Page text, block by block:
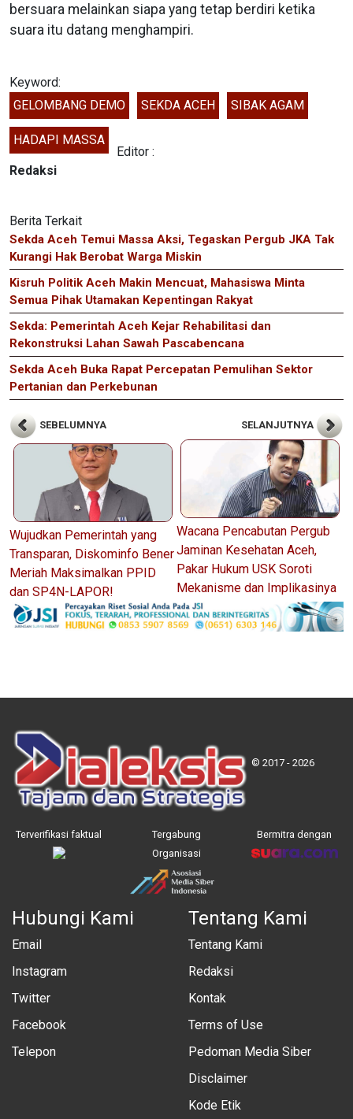
bersuara melainkan siapa yang tetap berdiri ketika
suara itu datang menghampiri.
Keyword:
GELOMBANG DEMO
SEKDA ACEH SIBAK AGAM
HADAPI MASSA
Editor :
Redaksi
Berita Terkait
Sekda Aceh Temui Massa Aksi, Tegaskan Pergub JKA Tak
Kurangi Hak Berobat Warga Miskin
Kisruh Politik Aceh Makin Mencuat, Mahasiswa Minta
Semua Pihak Utamakan Kepentingan Rakyat
Sekda: Pemerintah Aceh Kejar Rehabilitasi dan
Rekonstruksi Lahan Sawah Pascabencana
Sekda Aceh Buka Rapat Percepatan Pemulihan Sektor
Pertanian dan Perkebunan
SEBELUMNYA
Wujudkan Pemerintah yang
Transparan, Diskominfo Bener
Meriah Maksimalkan PPID
dan SP4N-LAPOR!
SELANJUTNYA
Wacana Pencabutan Pergub
Jaminan Kesehatan Aceh,
Pakar Hukum USK Soroti
Mekanisme dan Implikasinya
© 2017 - 2026
Terverifikasi faktual
Tergabung
Organisasi
Bermitra dengan
Hubungi Kami
Email
Instagram
Twitter
Facebook
Telepon
Tentang Kami
Tentang Kami
Redaksi
Kontak
Terms of Use
Pedoman Media Siber
Disclaimer
Kode Etik